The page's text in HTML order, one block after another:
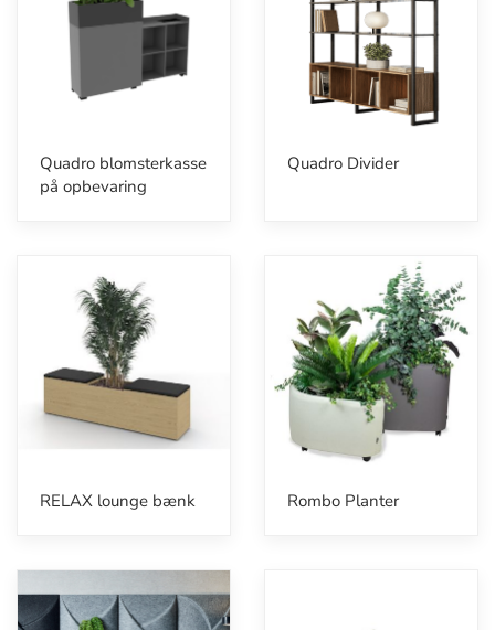
Quadro blomsterkasse
på opbevaring
Quadro Divider
RELAX lounge bænk Rombo Planter